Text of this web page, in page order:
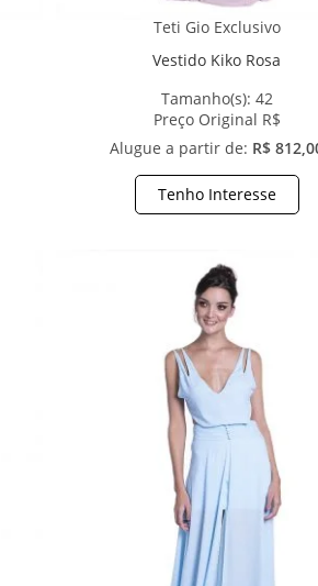
Teti Gio Exclusivo
Vestido Kiko Rosa
Tamanho(s): 42
Preço Original R$
Alugue a partir de: R$
Tenho Interesse